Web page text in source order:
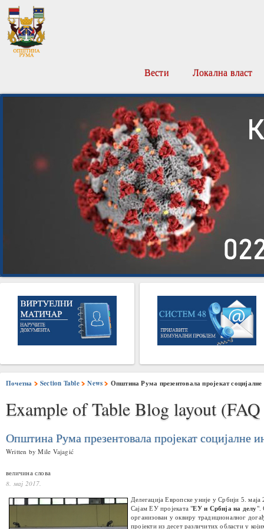
Вести Локална власт
Почетна Section Table News Општина Рума презентовала пројекат
Example of Table Blog layout
Општина Рума презентовала пројекат социјалне
Written by Mile Vajagić
величина слова
8. мај 2017.
Делегација Европске уније у Србији 5.
Сајам ЕУ пројеката "ЕУ и Србија на делу".
организован у оквиру традиционалног
пројекти из десет различитих области у